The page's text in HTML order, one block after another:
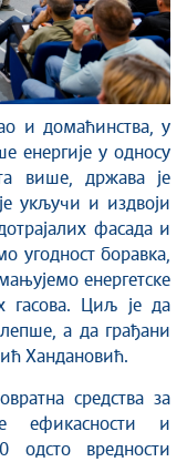
и домаћинства, у
енергије у односу
више, држава је
укључи и издвоји
фасада и
угодност боравка,
енергетске
гасова. Циљ је да
а да грађани
Хандановић.
средства за
ефикасности и
одсто вредности